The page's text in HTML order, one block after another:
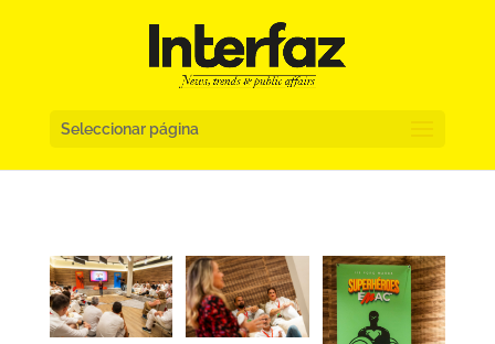
Seleccionar página